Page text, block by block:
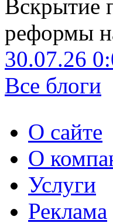
Вскрытие
реформы
30.07.26
Все блоги
О сайте
О
Услуги
Реклама